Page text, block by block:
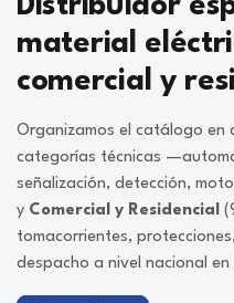
Distribuidor
material
comercial y
Organizamos el catálogo en
categorías técnicas
señalización, detección,
y Comercial y Residencial
tomacorrientes,
despacho a nivel nacional en